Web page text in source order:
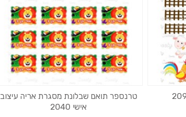
טרנספר תואם שבלונת מסגרת אריה עיצוב
אישי 2040